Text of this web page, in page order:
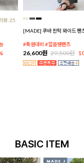
리뷰:25
[MADE] 쿠바 핀턱 와이드 팬
#폭염대비 #얼음땡팬츠
26,600원 29,500원
BASIC ITEM